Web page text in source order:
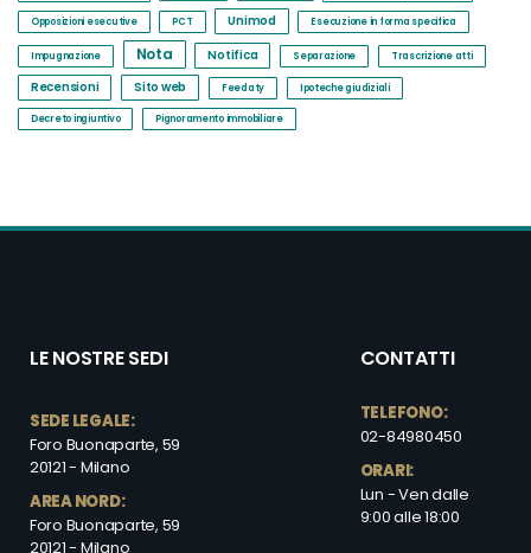
Opposizioni esecutive PCT Unimod Esecuzione in forma specifica
Impugnazione Nota Notifica Separazione Trascrizione atti
Recensioni Sito web Feedaty Ipoteche giudiziali
Decreto ingiuntivo Pignoramento immobiliare
LE NOSTRE SEDI
SEDE LEGALE:
Foro Buonaparte, 59
20121 - Milano
AREA NORD:
Foro Buonaparte, 59
20121 - Milano
CONTATTI
TELEFONO:
02-84980450
ORARI:
Lun - Ven dalle
9:00 alle 18:00